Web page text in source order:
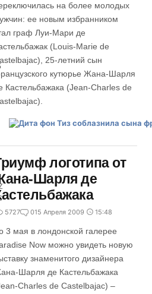
на более молодых
ее новым избранником
граф Луи-Мари де
(Louis-Marie de
25-летний сын
кутюрье Жана-Шарля
Кастельбажака (Jean-Charles de
логотипа от
Шарля де
5727 015 Апреля 2009 15:48
3 мая в лондонской галерее
Now можно увидеть новую
знаменитого дизайнера
Шарля де Кастельбажака
Charles de Castelbajac) –